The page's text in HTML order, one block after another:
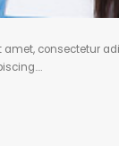
amet, consectetur